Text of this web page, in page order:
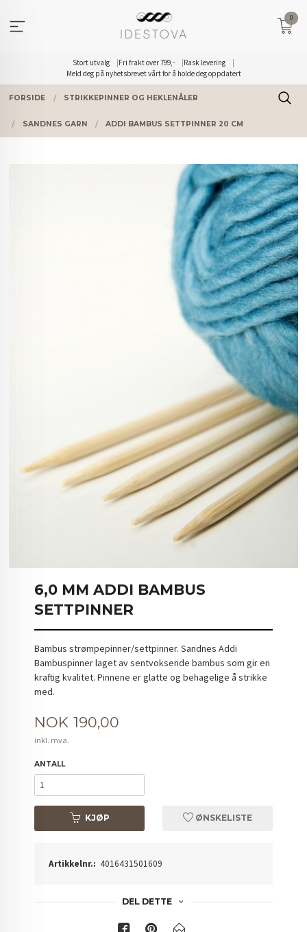
innholdet
Stort utvalg Fri frakt over 799,-
Rask levering
Meld deg på nyhetsbrevet vårt for å holde deg oppdatert
0
FORSIDE STRIKKEPINNER OG HEKLENÅLER
SANDNES GARN ADDI BAMBUS SETTPINNER 20 CM
6,0 MM ADDI BAMBUS
SETTPINNER
Bambus strømpepinner/settpinner. Sandnes Addi
Bambuspinner laget av sentvoksende bambus som gir en
kraftig kvalitet. Pinnene er glatte og behagelige å strikke
med.
Pris
NOK 190,00
inkl. mva.
ANTALL
KJØP ØNSKELISTE
Artikkelnr.: 4016431501609
DEL DETTE